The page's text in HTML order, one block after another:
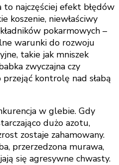
to najczęściej efekt błędów
koszenie, niewłaściwy
pokarmowych –
warunki do rozwoju
takie jak mniszek
zwyczajna czy
kontrolę nad słabą
w glebie. Gdy
dużo azotu,
zostaje zahamowany.
przerzedzona murawa,
się agresywne chwasty.